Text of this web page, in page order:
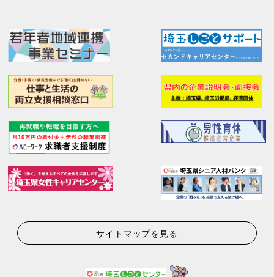
サイトマップを見る